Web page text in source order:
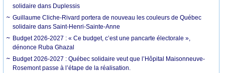
solidaire dans Duplessis
Guillaume Cliche-Rivard portera de nouveau les couleurs de Québec
solidaire dans Saint-Henri-Sainte-Anne
Budget 2026-2027 : « Ce budget, c’est une pancarte électorale »,
dénonce Ruba Ghazal
Budget 2026-2027 : Québec solidaire veut que l’Hôpital Maisonneuve-
Rosemont passe à l’étape de la réalisation.